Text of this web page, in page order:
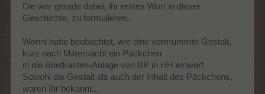
Die war gerade dabei, ihr erstes Wort in dieser
Geschichte, zu formulieren...
Wonni hatte beobachtet, wie eine vermummte Gestalt,
kurz nach Mitternacht ein Päckchen
in die Briefkasten-Anlage von BP in HH einwarf.
Sowohl die Gestalt als auch der Inhalt des Päckchens,
waren Ihr bekannt...